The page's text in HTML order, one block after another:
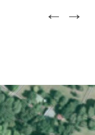
← →